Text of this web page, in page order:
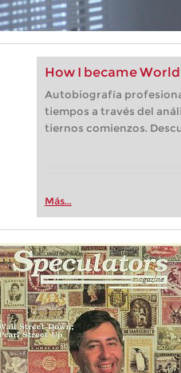
How I became
Autobiografía
tiempos a través del
tiernos comienzos.
Más...